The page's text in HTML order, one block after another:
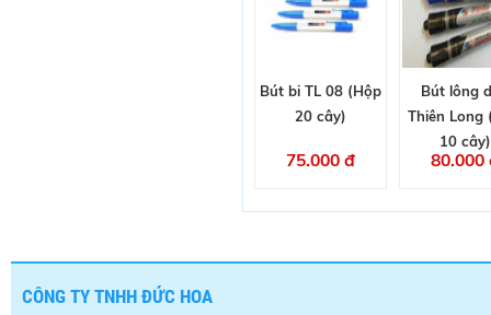
Bút bi TL 08 (Hộp
20 cây)
75.000 đ
Bút lông
Thiên Long
10 cây)
80.000
CÔNG TY TNHH ĐỨC HOA